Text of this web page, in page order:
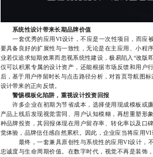
系统性设计带来长期品牌价值
一套优秀的应用VI设计，不应是一次性项目，而应
要具备良好的扩展性与一致性，无论是在主应用、小程
业若仅追求短期效果而忽视系统性建设，极易陷入“改版
仅可以积累专属的设计资产，还能根据市场反馈和用户
后，基于用户停留时长与点击路径分析，对首页导航图
设计带来的正向反馈。
警惕模板化陷阱，重视设计投资回报
许多企业在初期为节省成本，选择使用现成模板或
产品上线后发现视觉雷同、用户认知模糊，再想重塑形
种品牌投资，其回报体现在用户留存率、转化率以及口
觉体验，品牌信任感自然累积。因此，企业应当将应用
最终，一套兼具原创性与系统性的应用VI设计，不
忠诚度与生命周期价值。在数字时代，视觉不再是装饰